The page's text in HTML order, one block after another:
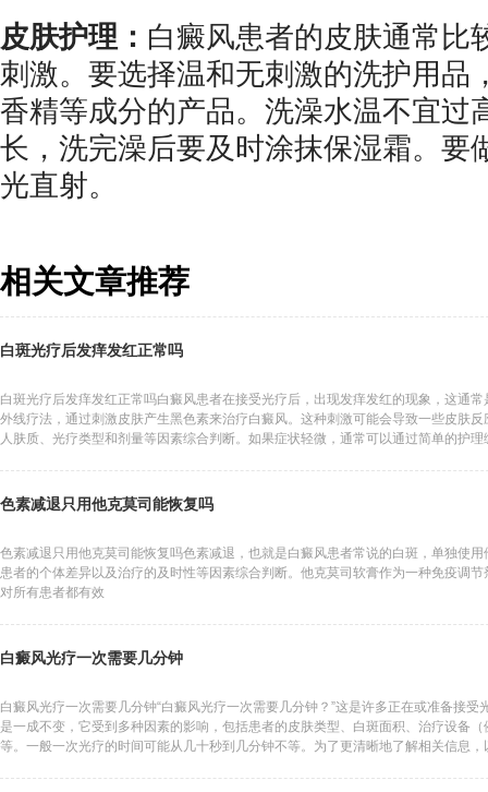
皮肤护理： 白癜风患者的皮肤通常比
刺激。要选择温和无刺激的洗护用品
香精等成分的产品。洗澡水温不宜过
长，洗完澡后要及时涂抹保湿霜。要
光直射。
相关文章推荐
白斑光疗后发痒发红正常吗
白斑光疗后发痒发红正常吗白癜风患者在接受光疗后，出现发痒发红的现象，这通
外线疗法，通过刺激皮肤产生黑色素来治疗白癜风。这种刺激可能会导致一些皮肤
人肤质、光疗类型和剂量等因素综合判断。如果症状轻微，通常可以通过简单的护
色素减退只用他克莫司能恢复吗
色素减退只用他克莫司能恢复吗色素减退，也就是白癜风患者常说的白斑，单独使
患者的个体差异以及治疗的及时性等因素综合判断。他克莫司软膏作为一种免疫调
对所有患者都有效
白癜风光疗一次需要几分钟
白癜风光疗一次需要几分钟“白癜风光疗一次需要几分钟？”这是许多正在或准备接
是一成不变，它受到多种因素的影响，包括患者的皮肤类型、白斑面积、治疗设备
等。一般一次光疗的时间可能从几十秒到几分钟不等。为了更清晰地了解相关信息，